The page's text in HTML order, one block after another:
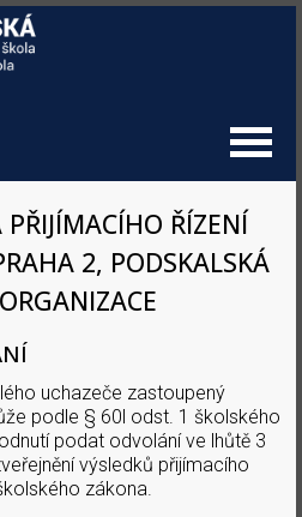
ŘÍZENÍ
2, PODSKALSKÁ
uchazeče zastoupený
podle § 60l odst. 1 školského
podat odvolání ve lhůtě 3
výsledků přijímacího
zákona.